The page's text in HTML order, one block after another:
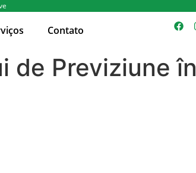
Contato
de Previziune în